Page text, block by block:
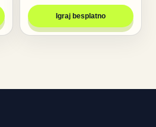
Igraj besplatno